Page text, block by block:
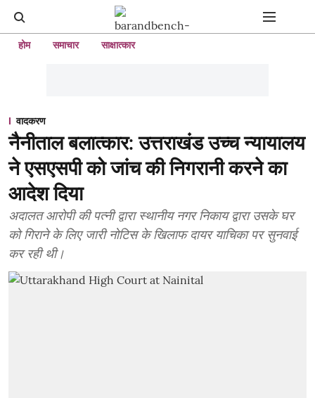
होम समाचार साक्षात्कार
वादकरण
नैनीताल बलात्कार: उत्तराखंड उच्च न्यायालय
ने एसएसपी को जांच की निगरानी करने का
आदेश दिया
अदालत आरोपी की पत्नी द्वारा स्थानीय नगर निकाय द्वारा उसके घर
को गिराने के लिए जारी नोटिस के खिलाफ दायर याचिका पर सुनवाई
कर रही थी।